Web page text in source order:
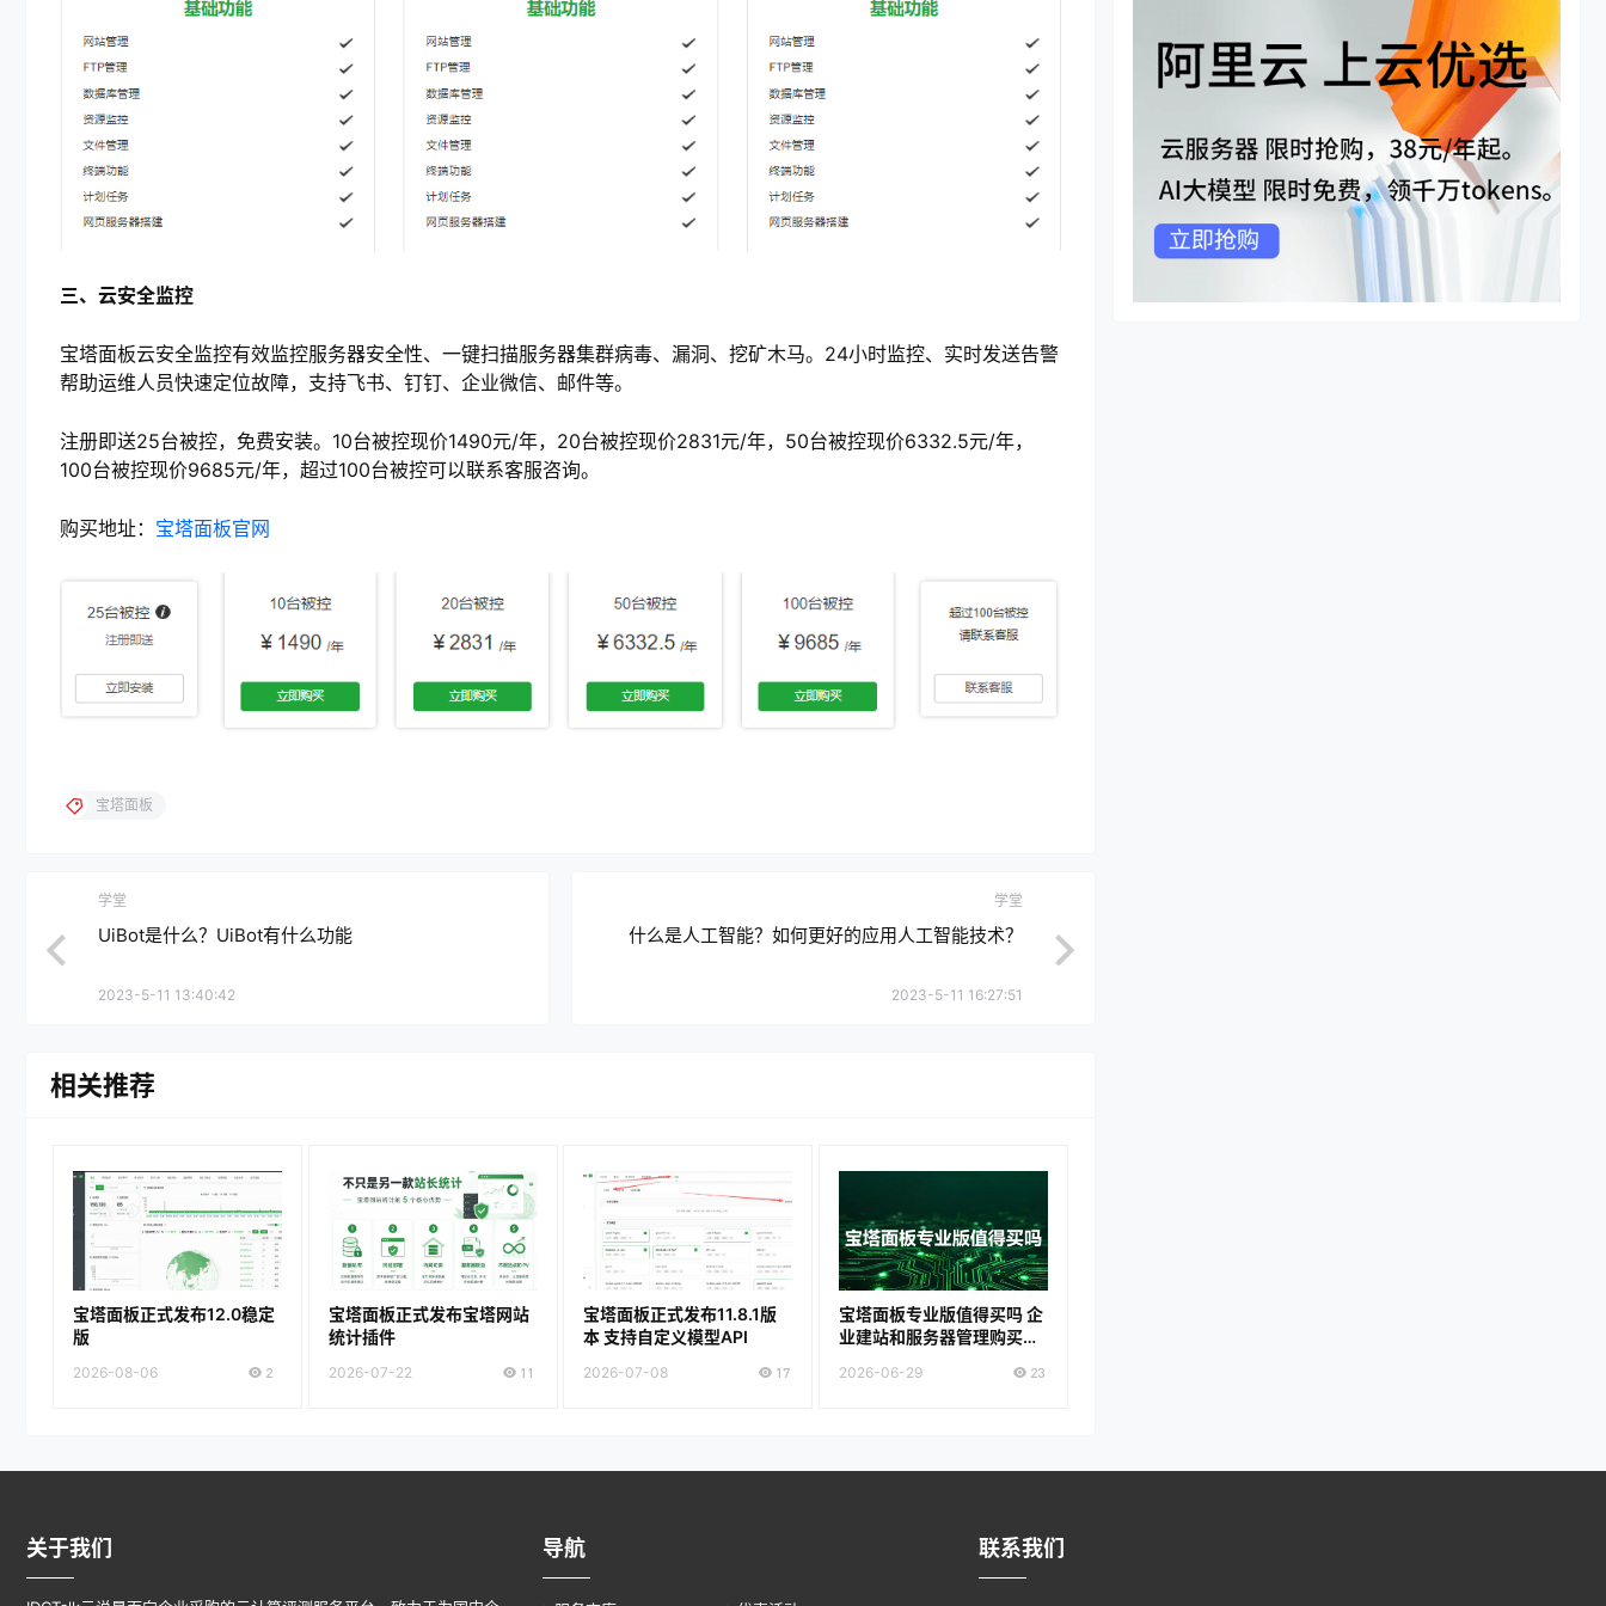
三、云安全监控
宝塔面板云安全监控有效监控服务器安全性、一键扫描服务器集群病毒、漏洞、挖矿木马。24小时监控、实时发送告警
帮助运维人员快速定位故障，支持飞书、钉钉、企业微信、邮件等。
注册即送25台被控，免费安装。10台被控现价1490元/年，20台被控现价2831元/年，50台被控现价6332.5元/年，
100台被控现价9685元/年，超过100台被控可以联系客服咨询。
购买地址： 宝塔面板官网
宝塔面板
学堂
UiBot是什么？UiBot有什么功能
2023-5-11 13:40:42
学堂
什么是人工智能？如何更好的应用人工智能技术？
2023-5-11 16:27:51
相关推荐
宝塔面板正式发布12.0稳定
版
2026-08-06 2
宝塔面板正式发布宝塔网站
统计插件
2026-07-22 11
宝塔面板正式发布11.8.1版
本 支持自定义模型API
2026-07-08 17
宝塔面板专业版值得买吗 企
业建站和服务器管理购买建
2026-06-29 23
关于我们 导航 联系我们